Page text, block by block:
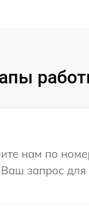
нам по
запрос